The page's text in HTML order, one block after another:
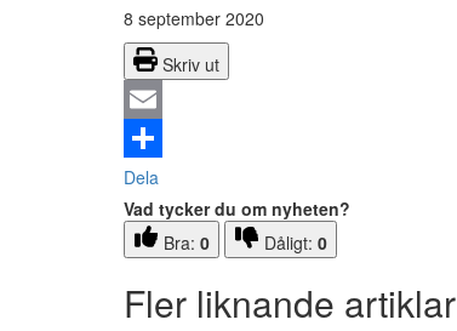
8 september 2020
Skriv ut
Email
Dela
Vad tycker du om nyheten?
Bra: 0 Dåligt: 0
Fler liknande artiklar